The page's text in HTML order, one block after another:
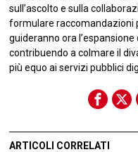
sull’ascolto e sulla
formulare raccomandazioni
guideranno ora
contribuendo a colmare il
più equo ai servizi pubblici
ARTICOLI CORRELATI